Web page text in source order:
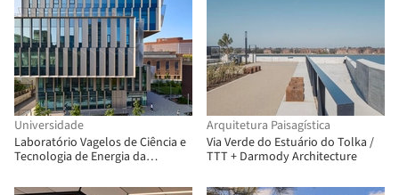
Universidade
Laboratório Vagelos de Ciência e
Tecnologia de Energia da
Behnisch Architekten
Arquitetura Paisagística
Via Verde do Estuário do Tolka /
TTT + Darmody Architecture